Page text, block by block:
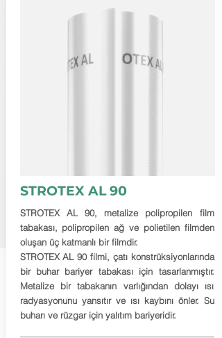
STROTEX AL 90
STROTEX AL 90, metalize polipropilen film
tabakası, polipropilen ağ ve polietilen filmden
oluşan üç katmanlı bir filmdir.
STROTEX AL 90 filmi, çatı konstrüksiyonlarında
bir buhar bariyer tabakası için tasarlanmıştır.
Metalize bir tabakanın varlığından dolayı ısı
radyasyonunu yansıtır ve ısı kaybını önler. Su
buharı ve rüzgar için yalıtım bariyeridir.